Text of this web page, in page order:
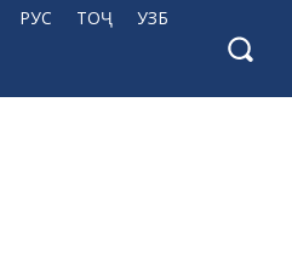
РУС ТОҶ УЗБ